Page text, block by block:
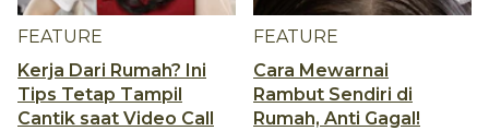
FEATURE
Kerja Dari Rumah? Ini
Tips Tetap Tampil
Cantik saat Video Call
FEATURE
Cara Mewarnai
Rambut Sendiri di
Rumah, Anti Gagal!